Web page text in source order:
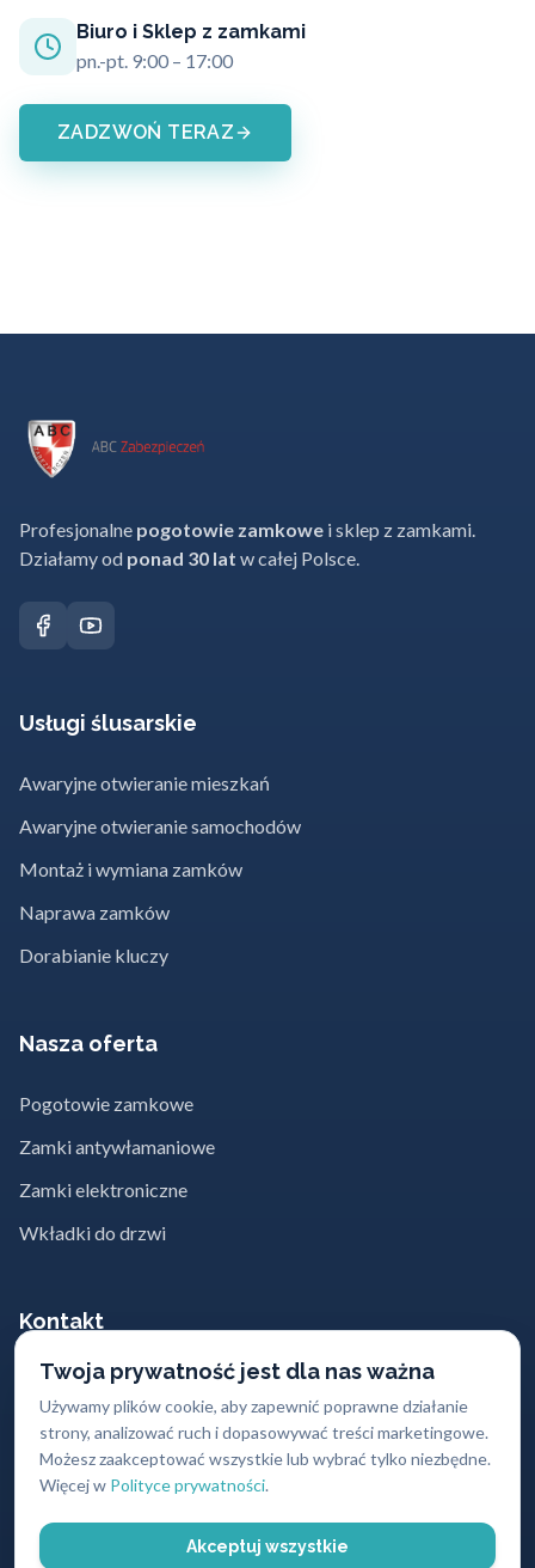
Twoja prywatność jest dla nas ważna
Używamy plików cookie, aby zapewnić poprawne działanie
strony, analizować ruch i dopasowywać treści marketingowe.
Możesz zaakceptować wszystkie lub wybrać tylko niezbędne.
Więcej w Polityce prywatności.
Akceptuj wszystkie
Biuro i Sklep z zamkami
pn.-pt. 9:00 – 17:00
ZADZWOŃ TERAZ
Profesjonalne pogotowie zamkowe i sklep z zamkami.
Działamy od ponad 30 lat w całej Polsce.
Usługi ślusarskie
Awaryjne otwieranie mieszkań
Awaryjne otwieranie samochodów
Montaż i wymiana zamków
Naprawa zamków
Dorabianie kluczy
Nasza oferta
Pogotowie zamkowe
Zamki antywłamaniowe
Zamki elektroniczne
Wkładki do drzwi
Kontakt
662 869 662
kontakt@abc-zabezpieczen.pl
Sklepy z zamkami w największych